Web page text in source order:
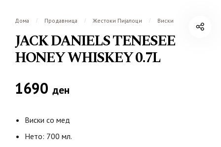
Дома / Продавница / Жестоки Пијалоци / Виски
JACK DANIELS TENESEE
HONEY WHISKEY 0.7L
1690 ден
Виски со мед
Нето: 700 мл.